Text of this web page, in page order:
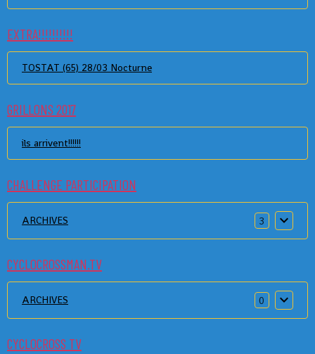
EXTRA!!!!!!!!!!
TOSTAT (65) 28/03 Nocturne
GRILLONS 2017
ils arrivent!!!!!!
CHALLENGE PARTICIPATION
ARCHIVES 3
CYCLOCROSSMAN.TV
ARCHIVES 0
CYCLOCROSS TV